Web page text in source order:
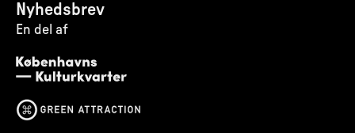
Nyhedsbrev
En del af